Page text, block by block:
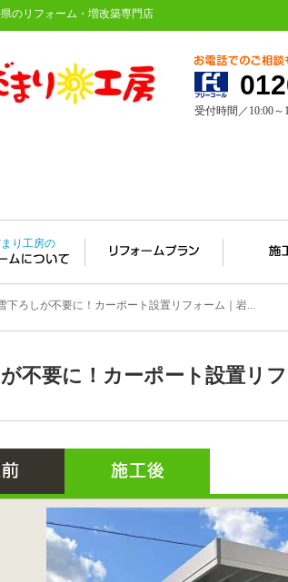
県のリフォーム・増改築専門店
受付時間／10:00～
り工房の
下ろしが不要に！カーポート設置リフォーム｜岩...
不要に！カーポート設置リ